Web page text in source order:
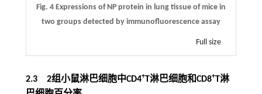
Fig. 4 Expressions of NP protein in lung tissue of mice in
two groups detected by immunofluorescence assay
Full size
2.3 2组小鼠淋巴细胞中CD4+T淋巴细胞和CD8+T淋